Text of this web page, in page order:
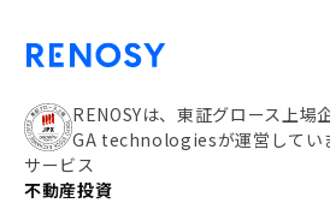
RENOSYは、東証グロース上場
GA technologiesが運営してい
サービス
不動産投資